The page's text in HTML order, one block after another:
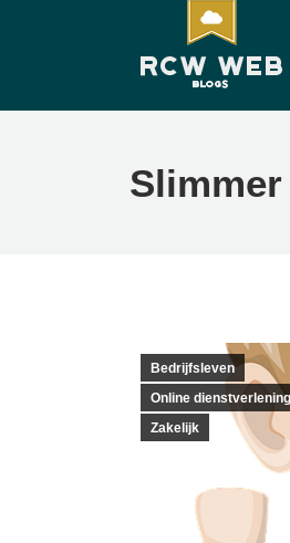
Bedrijfsleven
Online dienstverlening
Zakelijk